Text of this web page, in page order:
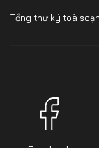
Tổng thư ký toà